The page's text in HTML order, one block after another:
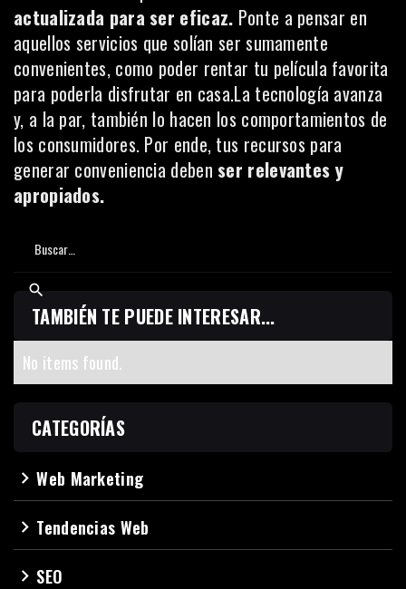
actualizada para ser eficaz. Ponte a pensar en
aquellos servicios que solían ser sumamente
convenientes, como poder rentar tu película favorita
para poderla disfrutar en casa.La tecnología avanza
y, a la par, también lo hacen los comportamientos de
los consumidores. Por ende, tus recursos para
generar conveniencia deben ser relevantes y
apropiados.
TAMBIÉN TE PUEDE INTERESAR...
No items found.
CATEGORÍAS
navigate_nextWeb Marketing
navigate_next Tendencias Web
navigate_next SEO